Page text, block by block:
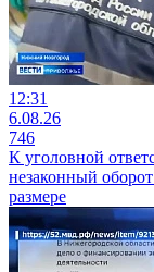
12:31
6.08.26
746
К уголовной
незаконный
размере